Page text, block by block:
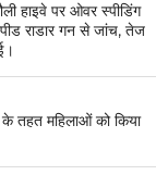
हाइवे पर ओवर स्पीडिंग
राडार गन से जांच, तेज
तहत महिलाओं को किया